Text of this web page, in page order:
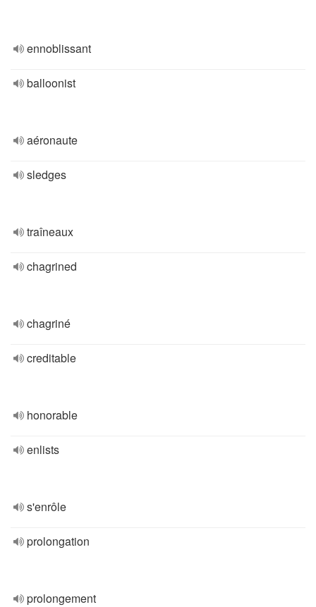
ennoblissant
balloonist
aéronaute
sledges
traîneaux
chagrined
chagriné
creditable
honorable
enlists
s'enrôle
prolongation
prolongement